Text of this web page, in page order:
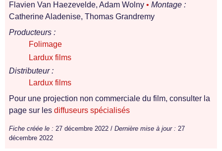
Flavien Van Haezevelde, Adam Wolny • Montage :
Catherine Aladenise, Thomas Grandremy
Producteurs :
Folimage
Lardux films
Distributeur :
Lardux films
Pour une projection non commerciale du film, consulter la
page sur les diffuseurs spécialisés
Fiche créée le : 27 décembre 2022 / Dernière mise à jour : 27
décembre 2022